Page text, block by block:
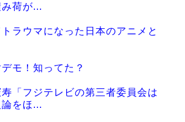
荷が...
ラウマになった日本のアニメと
モ！知ってた？
寿「フジテレビの第三者委員会は
をほ...